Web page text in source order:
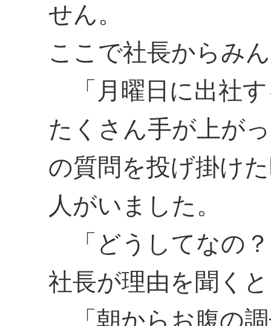
せん。
ここで社長からみ
「月曜日に出社
たくさん手が上が
の質問を投げ掛け
人がいました。
「どうしてなの
社長が理由を聞く
「朝からお腹の